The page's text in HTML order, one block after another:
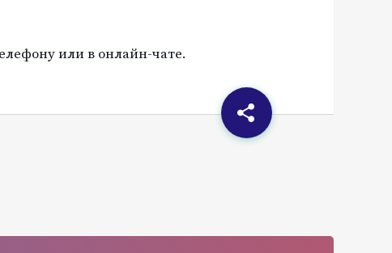
или в онлайн-чате.